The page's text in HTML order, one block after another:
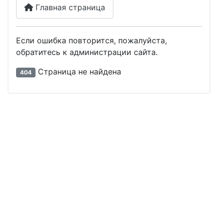
Главная страница
Если ошибка повторится, пожалуйста,
обратитесь к администрации сайта.
404 Страница не найдена